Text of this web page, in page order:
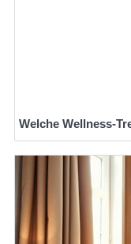
Welche Wellness-